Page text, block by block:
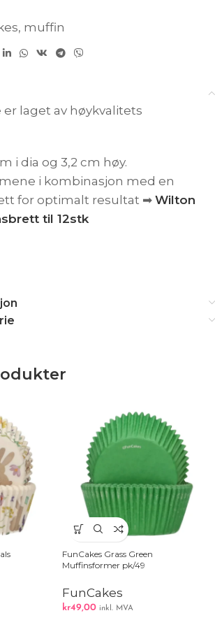
, muffin
laget av høykvalitets
i dia og 3,2 cm høy.
i kombinasjon med en
for optimalt resultat ➡︎ Wilton
til 12stk
FunCakes Grass Green
Muffinsformer pk/49
FunCakes
kr49,00 inkl. MVA